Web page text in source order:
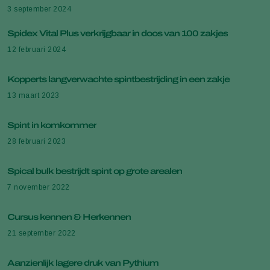
3 september 2024
Spidex Vital Plus verkrijgbaar in doos van 100 zakjes
12 februari 2024
Kopperts langverwachte spintbestrijding in een zakje
13 maart 2023
Spint in komkommer
28 februari 2023
Spical bulk bestrijdt spint op grote arealen
7 november 2022
Cursus kennen & Herkennen
21 september 2022
Aanzienlijk lagere druk van Pythium